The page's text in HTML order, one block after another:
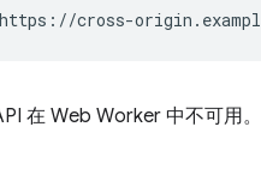
在 Web Worker 中不可用